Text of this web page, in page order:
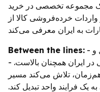
مجموعه تخصصی در خرید
خرده‌فروشی کالا از
Between the lines: - تقاضا برای خرید کالاهای اصل و
ایران همچنان بالاست. -
تلاش می‌کند مسیر
یک فرایند واحد تبدیل کند.